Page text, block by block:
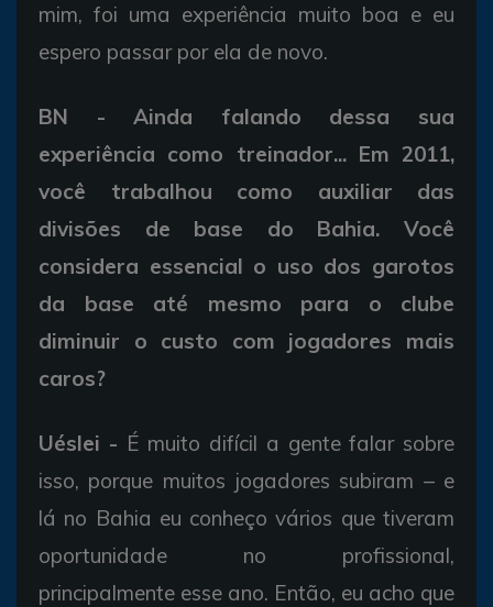
mim, foi uma experiência muito boa e eu
espero passar por ela de novo.
BN - Ainda falando dessa sua
experiência como treinador... Em 2011,
você trabalhou como auxiliar das
divisões de base do Bahia. Você
considera essencial o uso dos garotos
da base até mesmo para o clube
diminuir o custo com jogadores mais
caros?
Uéslei - É muito difícil a gente falar sobre
isso, porque muitos jogadores subiram – e
lá no Bahia eu conheço vários que tiveram
oportunidade no profissional,
principalmente esse ano. Então, eu acho que